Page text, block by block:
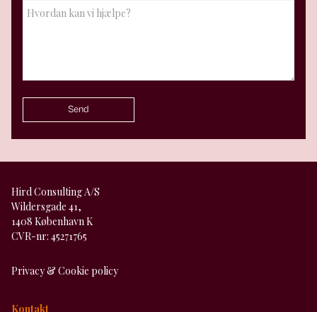
Hird Consulting A/S
Wildersgade 41,
1408 København K
CVR-nr: 45271765
Privacy & Cookie policy
Kontakt